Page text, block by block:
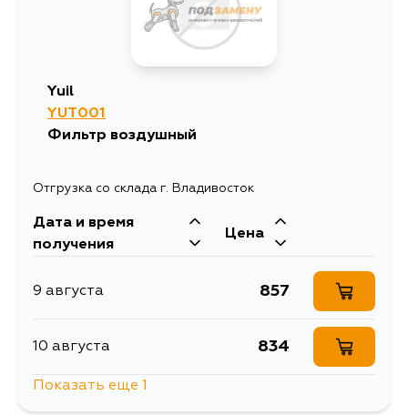
Yuil
YUT001
Фильтр воздушный
Отгрузка со склада г. Владивосток
Дата и время
получения
Цена
9 августа 857
10 августа 834
Показать еще 1